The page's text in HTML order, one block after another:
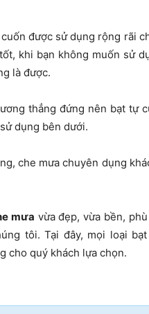
được sử dụng rộng rãi
khi bạn không muốn sử
là được.
thẳng đứng nên bạt tự
dụng bên dưới.
che mưa chuyên dụng
mưa vừa đẹp, vừa bền,
tôi. Tại đây, mọi loại
cho quý khách lựa chọn.